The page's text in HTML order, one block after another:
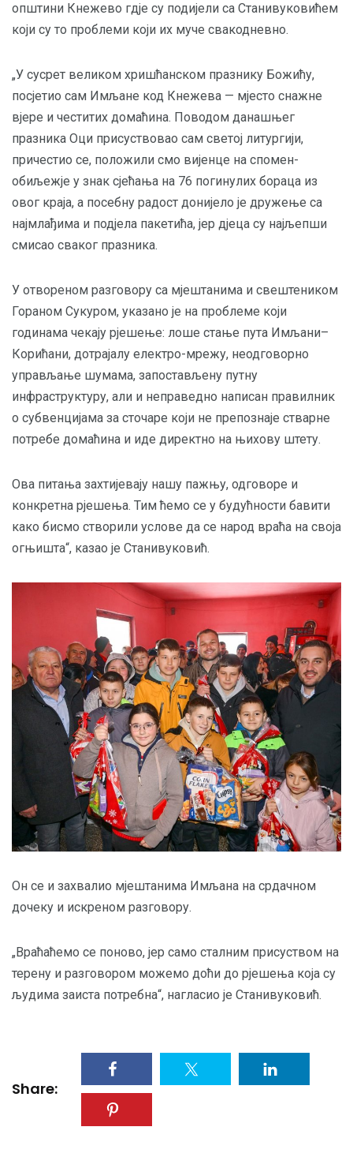
општини Кнежево гдје су подијели са Станивуковићем
који су то проблеми који их муче свакодневно.
„У сусрет великом хришћанском празнику Божићу,
посјетио сам Имљане код Кнежева — мјесто снажне
вјере и честитих домаћина. Поводом данашњег
празника Оци присуствовао сам светој литургији,
причестио се, положили смо вијенце на спомен-
обиљежје у знак сјећања на 76 погинулих бораца из
овог краја, а посебну радост донијело је дружење са
најмлађима и подјела пакетића, јер дјеца су најљепши
смисао сваког празника.
У отвореном разговору са мјештанима и свештеником
Гораном Сукуром, указано је на проблеме који
годинама чекају рјешење: лоше стање пута Имљани–
Корићани, дотрајалу електро-мрежу, неодговорно
управљање шумама, запостављену путну
инфраструктуру, али и неправедно написан правилник
о субвенцијама за сточаре који не препознаје стварне
потребе домаћина и иде директно на њихову штету.
Ова питања захтијевају нашу пажњу, одговоре и
конкретна рјешења. Тим ћемо се у будућности бавити
како бисмо створили услове да се народ враћа на своја
огњишта“, казао је Станивуковић.
Он се и захвалио мјештанима Имљана на срдачном
дочеку и искреном разговору.
„Враћаћемо се поново, јер само сталним присуством на
терену и разговором можемо доћи до рјешења која су
људима заиста потребна“, нагласио је Станивуковић.
Share: